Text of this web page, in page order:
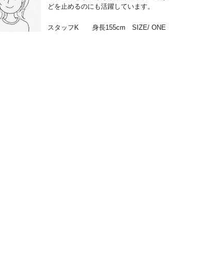
どを止めるのにも活躍しています。
スタッフK 身長155cm SIZE/ ONE